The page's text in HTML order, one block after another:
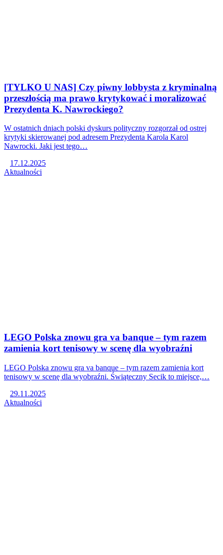
[TYLKO U NAS] Czy piwny lobbysta z kryminalną
przeszłością ma prawo krytykować i moralizować
Prezydenta K. Nawrockiego?
W ostatnich dniach polski dyskurs polityczny rozgorzał od ostrej
krytyki skierowanej pod adresem Prezydenta Karola Karol
Nawrocki. Jaki jest tego…
17.12.2025
Aktualności
LEGO Polska znowu gra va banque – tym razem
zamienia kort tenisowy w scenę dla wyobraźni
LEGO Polska znowu gra va banque – tym razem zamienia kort
tenisowy w scenę dla wyobraźni. Świąteczny Secik to miejsce,…
29.11.2025
Aktualności